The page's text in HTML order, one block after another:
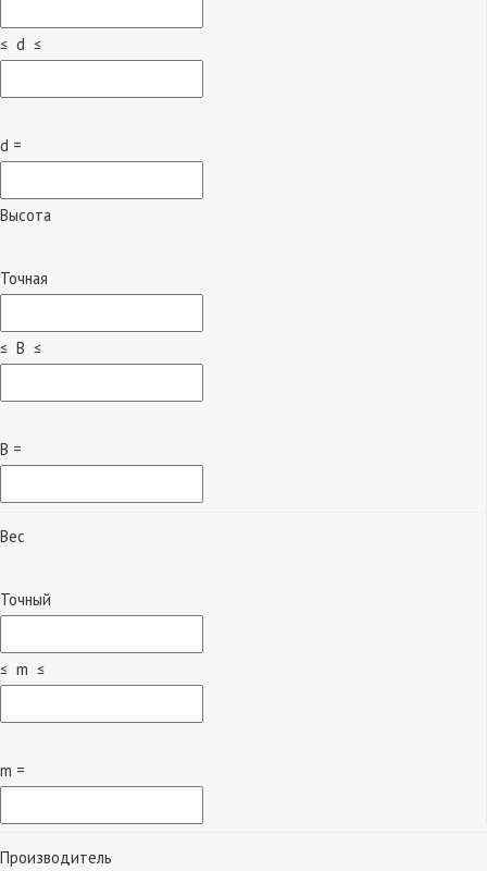
≤ d ≤
d =
Высота
Точная
≤ B ≤
B =
Вес
Точный
≤ m ≤
m =
Производитель